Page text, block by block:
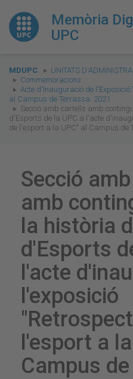
Memòria
UPC
You
are
here:
MDUPC UNITATS
Commemoracions
Acte d'Inauguració de
al Campus de Terrassa. 2021
Secció amb cartells amb
d'Esports de la UPC a l'acte
de l'esport a la UPC" al Campus de
Secció
amb
la història
d'Esports
l'acte
l'exposició
l'esport a
Campus